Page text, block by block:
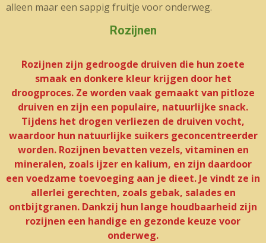
alleen maar een sappig fruitje voor onderweg.
Rozijnen
Rozijnen zijn gedroogde druiven die hun zoete
smaak en donkere kleur krijgen door het
droogproces. Ze worden vaak gemaakt van pitloze
druiven en zijn een populaire, natuurlijke snack.
Tijdens het drogen verliezen de druiven vocht,
waardoor hun natuurlijke suikers geconcentreerder
worden. Rozijnen bevatten vezels, vitaminen en
mineralen, zoals ijzer en kalium, en zijn daardoor
een voedzame toevoeging aan je dieet. Je vindt ze in
allerlei gerechten, zoals gebak, salades en
ontbijtgranen. Dankzij hun lange houdbaarheid zijn
rozijnen een handige en gezonde keuze voor
onderweg.